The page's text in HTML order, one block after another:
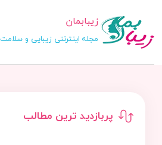
زیبابمان
مجله اینترنتی زیبایی و سلامت
پربازدید ترین مطالب